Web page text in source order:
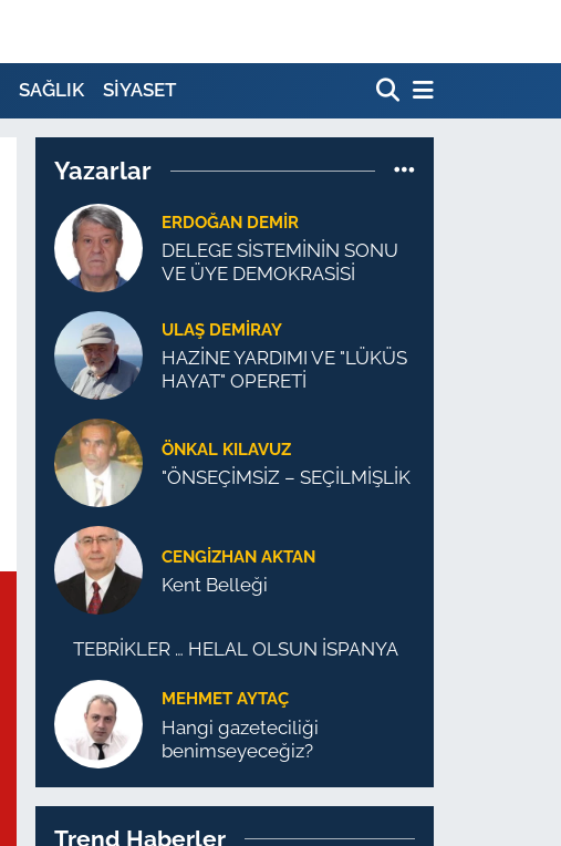
SAĞLIK SİYASET
Yazarlar
ERDOĞAN DEMIR
DELEGE SİSTEMİNİN SONU
VE ÜYE DEMOKRASİSİ
ULAŞ DEMİRAY
HAZİNE YARDIMI VE "LÜKÜS
HAYAT" OPERETİ
ÖNKAL KILAVUZ
"ÖNSEÇİMSİZ – SEÇİLMİŞLİK
CENGİZHAN AKTAN
Kent Belleği
TEBRİKLER … HELAL OLSUN İSPANYA
MEHMET AYTAÇ
Hangi gazeteciliği
benimseyeceğiz?
Trend Haberler